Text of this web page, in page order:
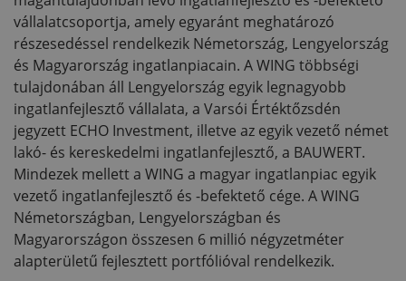
vállalatcsoportja, amely egyaránt meghatározó
részesedéssel rendelkezik Németország, Lengyelország
és Magyarország ingatlanpiacain. A WING többségi
tulajdonában áll Lengyelország egyik legnagyobb
ingatlanfejlesztő vállalata, a Varsói Értéktőzsdén
jegyzett ECHO Investment, illetve az egyik vezető német
lakó- és kereskedelmi ingatlanfejlesztő, a BAUWERT.
Mindezek mellett a WING a magyar ingatlanpiac egyik
vezető ingatlanfejlesztő és -befektető cége. A WING
Németországban, Lengyelországban és
Magyarországon összesen 6 millió négyzetméter
alapterületű fejlesztett portfólióval rendelkezik.